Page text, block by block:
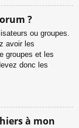
?
ou groupes.
avoir les
groupes et les
donc les
à mon